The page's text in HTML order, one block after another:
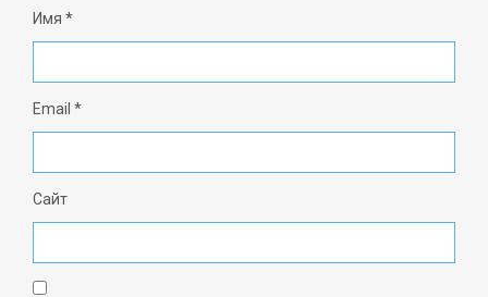
Имя *
Email *
Сайт